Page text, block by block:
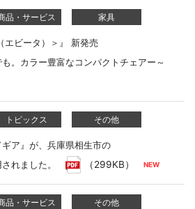
品・サービス 家具
エビータ）＞』 新発売
。カラー豊富なコンパクトチェアー～
トピックス その他
ア』が、兵庫県相生市の
れました。
（299KB）
品・サービス その他